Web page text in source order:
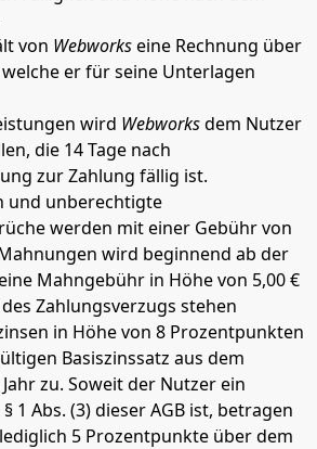
von Webworkseine Rechnung über
er für seine Unterlagen
wird Webworksdem Nutzer
die 14 Tage nach
zur Zahlung fällig ist.
und unberechtigte
werden mit einer Gebühr von
wird beginnend ab der
Mahngebühr in Höhe von 5,00 €
Zahlungsverzugs stehen
in Höhe von 8 Prozentpunkten
Basiszinssatz aus dem
zu. Soweit der Nutzer ein
1 Abs. (3) dieser AGB ist, betragen
5 Prozentpunkte über dem